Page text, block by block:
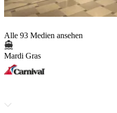
Alle 93 Medien ansehen
Mardi Gras